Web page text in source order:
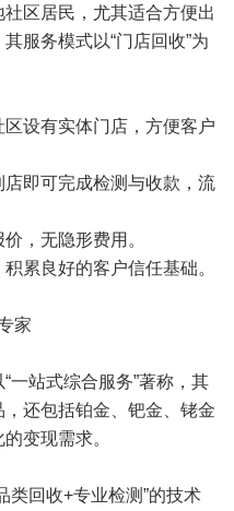
区居民，尤其适合方便出
服务模式以“门店回收”为
设有实体门店，方便客户
即可完成检测与收款，流
，无隐形费用。
累良好的客户信任基础。
家
一站式综合服务”著称，其
还包括铂金、钯金、铑金
变现需求。
类回收+专业检测”的技术